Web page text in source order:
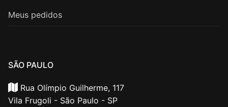
Meus pedidos
SÃO PAULO
Rua Olímpio Guilherme, 117
Vila Frugoli - São Paulo - SP